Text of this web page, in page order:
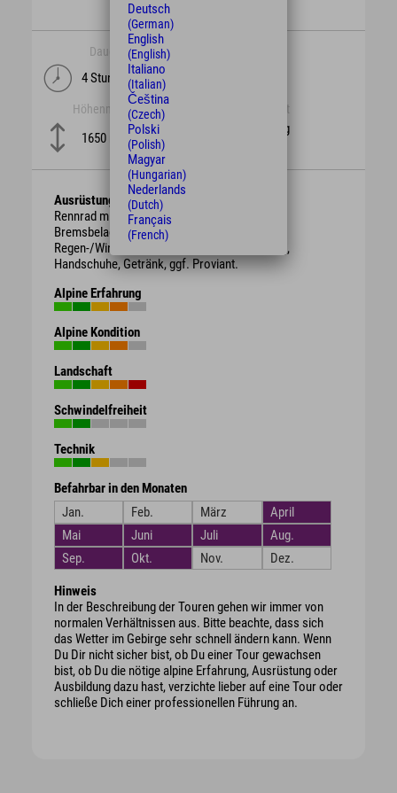
Dauer
4 Stunden
Höhenmeter
1650 m
Schwierigkeit
schwierig
Ausrüstung
Rennrad mit intakten Bremsen und genügend
Bremsbelag. Schutzhelm,
Regen-/Wind-/Sonnen-/Wetterschutzkleidung,
Handschuhe, Getränk, ggf. Proviant.
Alpine Erfahrung
Alpine Kondition
Landschaft
Schwindelfreiheit
Technik
Befahrbar in den Monaten
Jan.
Feb. März
April
Mai
Juni Juli
Aug.
Sep.
Okt. Nov. Dez.
Hinweis
In der Beschreibung der Touren gehen wir immer von
normalen Verhältnissen aus. Bitte beachte, dass sich
das Wetter im Gebirge sehr schnell ändern kann. Wenn
Du Dir nicht sicher bist, ob Du einer Tour gewachsen
bist, ob Du die nötige alpine Erfahrung, Ausrüstung oder
Ausbildung dazu hast, verzichte lieber auf eine Tour oder
schließe Dich einer professionellen Führung an.
Deutsch
(German)
English
(English)
Italiano
(Italian)
Čeština
(Czech)
Polski
(Polish)
Magyar
(Hungarian)
Nederlands
(Dutch)
Français
(French)